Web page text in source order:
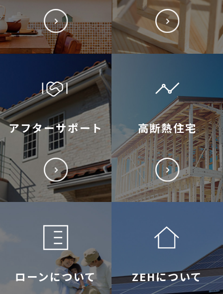
アフターサポート 高断熱住宅
ローンについて ZEHについて